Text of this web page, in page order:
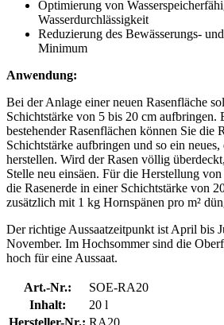
Optimierung von
Wasserdurchlässigkeit
Reduzierung des Bewässerungs-
Minimum
Anwendung:
Bei der Anlage einer neuen Rasenfläche
Schichtstärke von 5 bis 20 cm aufbringen.
bestehender Rasenflächen können Sie die
Schichtstärke aufbringen und so ein neues,
herstellen. Wird der Rasen völlig
Stelle neu einsäen. Für die Herstellung
die Rasenerde in einer Schichtstärke von
zusätzlich mit 1 kg Hornspänen pro m²
Der richtige Aussaatzeitpunkt ist April bis
November. Im Hochsommer sind die
hoch für eine Aussaat.
Art.-Nr.:
SOE-RA20
Inhalt:
20 l
Hersteller-Nr.: RA20